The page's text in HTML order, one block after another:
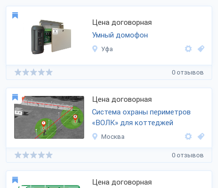
Цена договорная
Умный домофон
Уфа
0 отзывов
Цена договорная
Система охраны периметров
«ВОЛК» для коттеджей
Москва
0 отзывов
Цена договорная